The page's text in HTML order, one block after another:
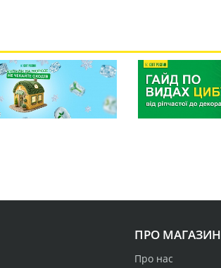
ПРО МАГАЗИН
Про нас